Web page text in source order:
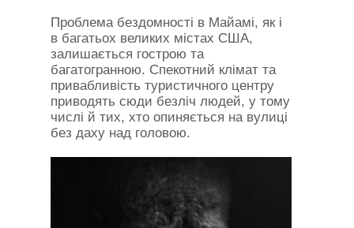
Проблема бездомності в Майамі, як і
в багатьох великих містах США,
залишається гострою та
багатогранною. Спекотний клімат та
привабливість туристичного центру
приводять сюди безліч людей, у тому
числі й тих, хто опиняється на вулиці
без даху над головою.